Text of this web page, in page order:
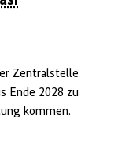
Zentralstelle
Ende 2028 zu
kommen.